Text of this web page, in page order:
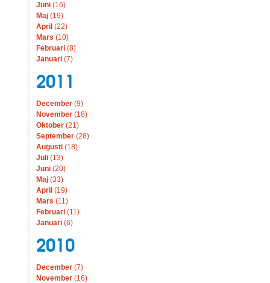
Juni (16)
Maj (19)
April (22)
Mars (10)
Februari (8)
Januari (7)
2011
December (9)
November (18)
Oktober (21)
September (28)
Augusti (18)
Juli (13)
Juni (20)
Maj (33)
April (19)
Mars (11)
Februari (11)
Januari (6)
2010
December (7)
November (16)